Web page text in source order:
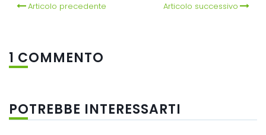
Articolo precedente Articolo successivo
1 COMMENTO
POTREBBE INTERESSARTI